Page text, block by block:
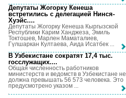
Депутаты Жогорку Кенеша
встретились с делегацией Нинся-
Хуэйс....
Депутаты Жогорку Кенеша Кыргызской
Республики Карим Ханджеза, Эмиль
Токтошев, Марлен Маматалиев,
Гүлшаркан Култаева, Аида Исатбек ...
В Узбекистане сократят 17,4 тыс.
госслужащих....
Общая численность работников
министерств и ведомств в Узбекистане не
должна превышать 56 573 человека. Это
предусмотрено указом ...